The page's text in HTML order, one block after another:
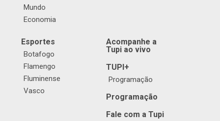
Mundo
Economia
Esportes
Botafogo
Flamengo
Fluminense
Vasco
Acompanhe a
Tupi ao vivo
TUPI+
Programação
Programação
Fale com a Tupi